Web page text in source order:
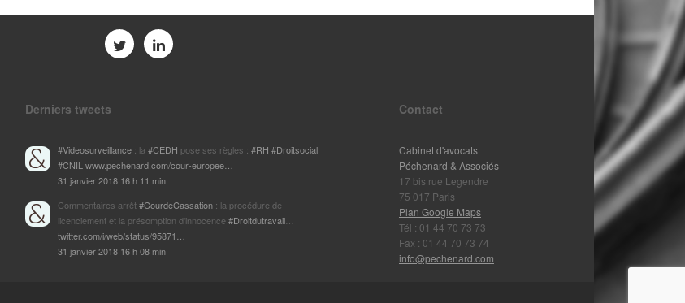
Derniers tweets
#Videosurveillance : la #CEDH pose ses règles : #RH #Droitsocial
#CNIL www.pechenard.com/cour-europee…
31 janvier 2018 16 h 11 min
Commentaires arrêt#CourdeCassation : la procédure de
licenciement et la présomption d'innocence#Droitdutravail
twitter.com/i/web/status/95871…
31 janvier 2018 16 h 08 min
Contact
Cabinet d'avocats
Péchenard & Associés
17 bis rue Legendre
75 017 Paris
Plan Google Maps
Tél : 01 44 70 73 73
Fax : 01 44 70 73 74
info@pechenard.com